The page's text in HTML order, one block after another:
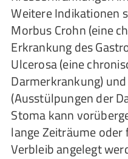
Weitere Indikationen
Morbus Crohn (eine
Erkrankung des
Ulcerosa (eine
Darmerkrankung)
(Ausstülpungen der
Stoma kann
lange Zeiträume
Verbleib angelegt